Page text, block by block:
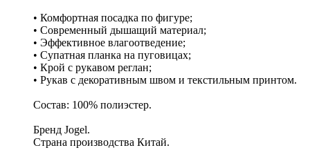
• Комфортная посадка по фигуре;
• Современный дышащий материал;
• Эффективное влагоотведение;
• Супатная планка на пуговицах;
• Крой с рукавом реглан;
• Рукав с декоративным швом и текстильным принтом.
Состав: 100% полиэстер.
Бренд Jogel.
Страна производства Китай.